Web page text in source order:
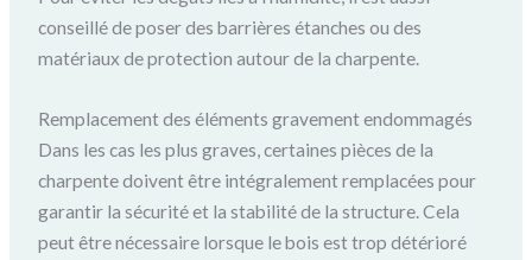
conseillé de poser des barrières étanches ou des
matériaux de protection autour de la charpente.
Remplacement des éléments gravement endommagés
Dans les cas les plus graves, certaines pièces de la
charpente doivent être intégralement remplacées pour
garantir la sécurité et la stabilité de la structure. Cela
peut être nécessaire lorsque le bois est trop détérioré